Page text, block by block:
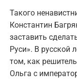
Такого
Константин
заставить
Руси». В русской
том, как
Ольга с